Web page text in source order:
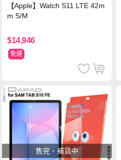
【Apple】Watch S11 LTE 42m
m S/M
$14,946
免運
售完，補貨中